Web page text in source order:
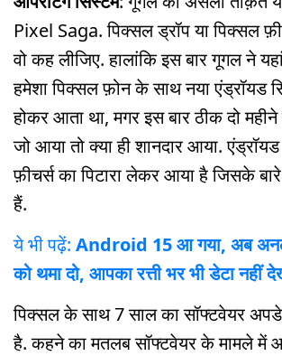
Pixel Saga. पिक्सल ड्रॉप या पिक्सल
वो कह लीजिए. हालांकि इस बार गूगल ने
हमेशा पिक्सल फ़ोन के साथ नया एंड्रॉयड
होकर आता था, मगर इस बार ठीक दो
जो आया तो क्या ही शानदार आया.
फ़ीचर्स का पिटारा लेकर आया है जिसके
हैं.
ये भी पढ़ें: Android 15 आ गया, अब
को थमा दो, आपका रत्ती भर भी डेटा नहीं
पिक्सल के साथ 7 साल का सॉफ्टवेयर
है. कहने का मतलब सॉफ्टवेयर के मामले में